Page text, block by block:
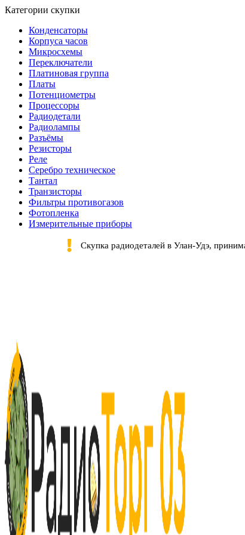
Категории скупки
Конденсаторы
Корпуса часов
Микросхемы
Переключатели
Платиновая группа
Платы
Потенциометры
Процессоры
Радиодетали
Радиолампы
Разъёмы
Резисторы
Реле
Серебро техническое
Тантал
Транзисторы
Фильтры противогазов
Фотопленка
Измерительные приборы
Скупка радиодеталей в Улан-Удэ,